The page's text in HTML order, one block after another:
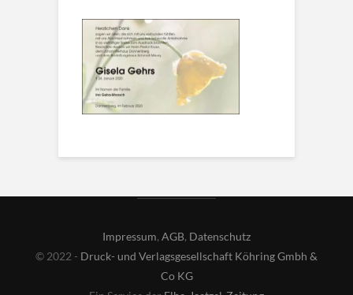
Impressum, AGB, Datenschutz
© 2022 - Druck- und Verlagsgesellschaft Köhring Gmbh &
Co KG